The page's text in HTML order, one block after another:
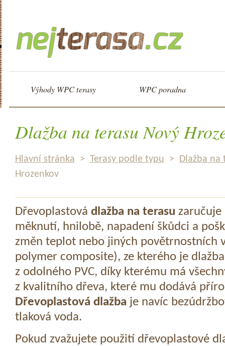
Výhody WPC terasy WPC poradna
Dlažba na terasu Nový
Hlavní stránka > Terasy podle typu >
Dlažba na
Hrozenkov
Dřevoplastová dlažba na terasu zaručuje
měknutí, hnilobě, napadení škůdci a
změn teplot nebo jiných povětrnostních
polymer composite), ze kterého je
z odolného PVC, díky kterému má
z kvalitního dřeva, které mu dodává
Dřevoplastová dlažba je navíc
tlaková voda.
Pokud zvažujete použití dřevoplastové